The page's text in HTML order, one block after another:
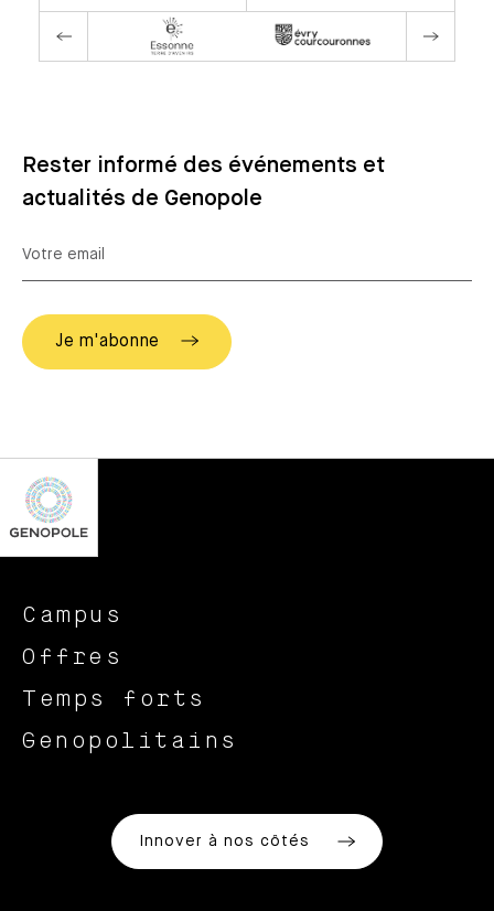
Rester informé des événements et
actualités de Genopole
Campus
Offres
Temps forts
Genopolitains
Innover à nos côtés